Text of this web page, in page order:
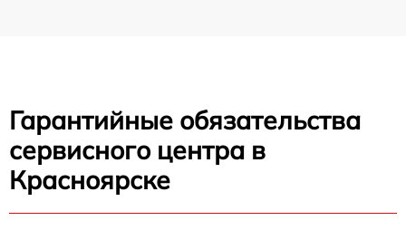
Гарантийные обязательства
сервисного центра в
Красноярске